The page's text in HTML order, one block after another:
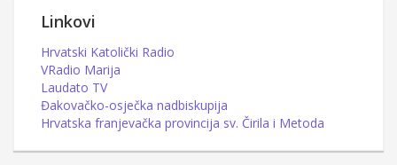
Linkovi
Hrvatski Katolički Radio
VRadio Marija
Laudato TV
Đakovačko-osječka nadbiskupija
Hrvatska franjevačka provincija sv. Čirila i Metoda